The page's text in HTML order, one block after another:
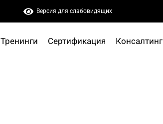
Версия для слабовидящих
Тренинги Сертификация Консалтинг